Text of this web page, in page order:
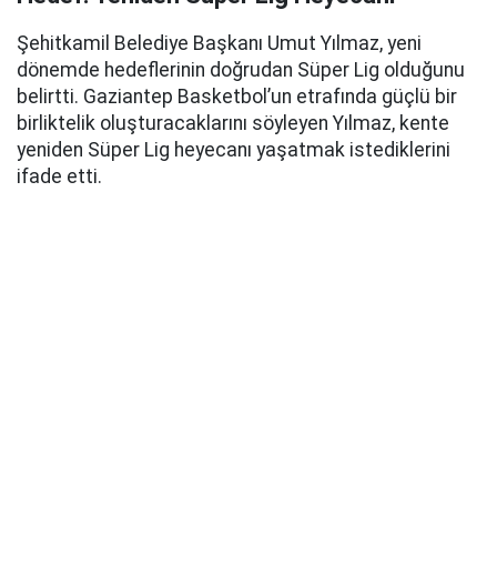
Şehitkamil Belediye Başkanı Umut Yılmaz, yeni
dönemde hedeflerinin doğrudan Süper Lig olduğunu
belirtti. Gaziantep Basketbol’un etrafında güçlü bir
birliktelik oluşturacaklarını söyleyen Yılmaz, kente
yeniden Süper Lig heyecanı yaşatmak istediklerini
ifade etti.